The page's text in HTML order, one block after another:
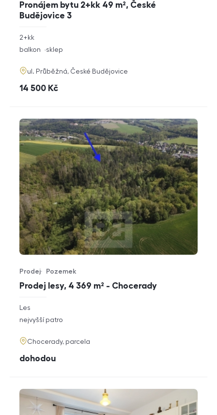
Pronájem bytu 2+kk 49 m², České
Budějovice 3
rozměry
2+kk
funkce
balkon sklep
adresa
ul. Průběžná, České Budějovice
cena
14 500 Kč
Prodej lesy, 4 369 m² - Chocerady
Typ nabídky
Prodej
Typ nemovitosti
Pozemek
rozměry
Les
funkce
nejvyšší patro
adresa
Chocerady, parcela
cena
dohodou